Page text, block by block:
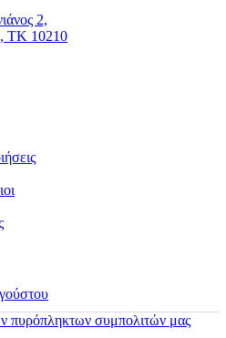
2,
ΤΚ 10210
πυρόπληκτων συμπολιτών μας